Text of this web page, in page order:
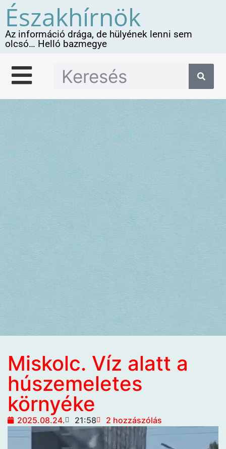
Északhírnök
Az információ drága, de hülyének lenni sem
olcsó… Helló bazmegye
Miskolc. Víz alatt a
húszemeletes
környéke
2025.08.24. 21:58 2 hozzászólás